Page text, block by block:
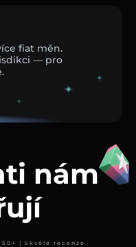
fiat měn.
— pro
nám
50+ | Skvělé recenze